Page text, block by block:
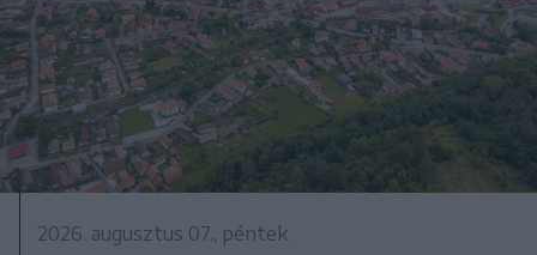
2026. augusztus 07., péntek